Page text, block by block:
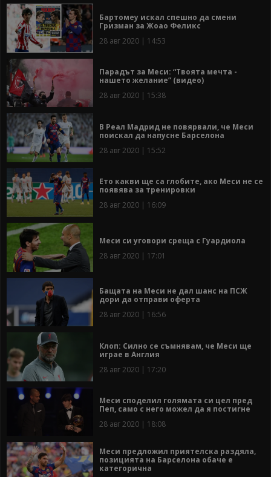
Бартомеу искал спешно да смени
Гризман за Жоао Феликс
28 авг 2020 | 14:53
Парадът за Меси: “Твоята мечта -
нашето желание” (видео)
28 авг 2020 | 15:38
В Реал Мадрид не повярвали, че Меси
поискал да напусне Барселона
28 авг 2020 | 15:52
Ето какви ще са глобите, ако Меси не се
появява за тренировки
28 авг 2020 | 16:09
Меси си уговори среща с Гуардиола
28 авг 2020 | 17:01
Бащата на Меси не дал шанс на ПСЖ
дори да отправи оферта
28 авг 2020 | 16:56
Клоп: Силно се съмнявам, че Меси ще
играе в Англия
28 авг 2020 | 17:20
Меси споделил голямата си цел пред
Пеп, само с него можел да я постигне
28 авг 2020 | 18:08
Меси предложил приятелска раздяла,
позицията на Барселона обаче е
категорична